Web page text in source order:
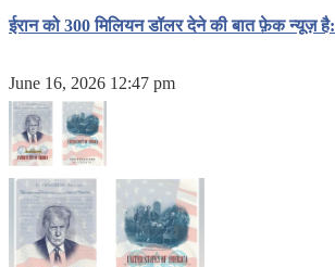
ईरान को 300 मिलियन डॉलर देने की बात फ़ेक न्यूज़
June 16, 2026 12:47 pm